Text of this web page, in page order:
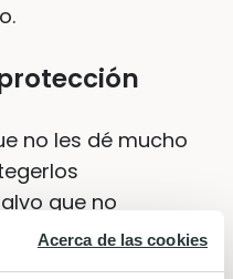
Acerca de las cookies
no les dé mucho
que no
si vamos a
playa o en la